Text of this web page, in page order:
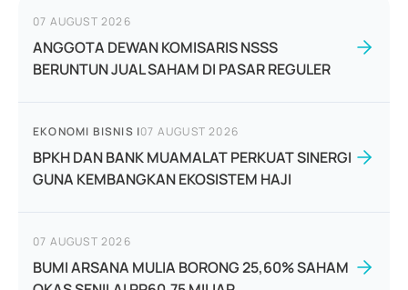
07 AUGUST 2026
ANGGOTA DEWAN KOMISARIS NSSS
BERUNTUN JUAL SAHAM DI PASAR REGULER
EKONOMI BISNIS |07 AUGUST 2026
BPKH DAN BANK MUAMALAT PERKUAT SINERGI
GUNA KEMBANGKAN EKOSISTEM HAJI
07 AUGUST 2026
BUMI ARSANA MULIA BORONG 25,60% SAHAM